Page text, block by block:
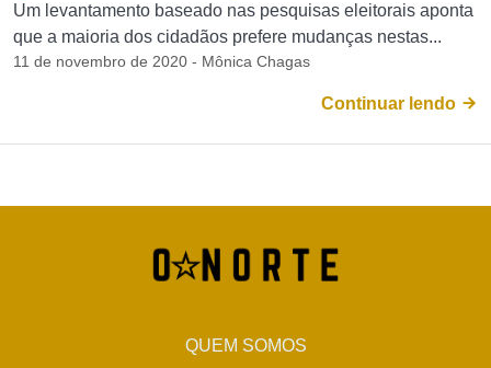
Um levantamento baseado nas pesquisas eleitorais aponta
que a maioria dos cidadãos prefere mudanças nestas...
11 de novembro de 2020 - Mônica Chagas
Continuar lendo
QUEM SOMOS